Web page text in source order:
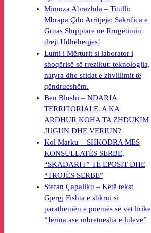
Mimoza Abrazhda – Titulli:
Mbrapa Çdo Arritjeje: Sakrifica e
Gruas Shqiptare në Rrugëtimin
drejt Udhëheqjes!
Lumi i Mërturit si laborator i
shoqërisë së rrezikut: teknologjia,
natyra dhe sfidat e zhvillimit të
qëndrueshëm.
Ben Blushi – NDARJA
TERRITORIALE. A KA
ARDHUR KOHA TA ZHDUKIM
JUGUN DHE VERIUN?
Kol Marku – SHKODRA MES
KONSULLATËS SERBE,
“SKADARIT” TË EPOSIT DHE
“TROJËS SERBE”
Stefan Çapaliku – Këtë tekst
Gjergj Fishta e shkroi si
parathëniën e poemës së vet lirike
“Jerina ase mbretnesha e luleve”